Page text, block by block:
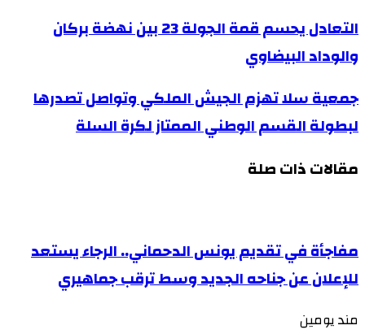
التعادل يحسم قمة الجولة 23 بين نهضة بركان
والوداد البيضاوي
جمعية سلا تهزم الجيش الملكي وتواصل تصدرها
لبطولة القسم الوطني الممتاز لكرة السلة
مقالات ذات صلة
مفاجأة في تقديم يونس الدحماني.. الرجاء يستعد
للإعلان عن جناحه الجديد وسط ترقب جماهيري
مند يومين